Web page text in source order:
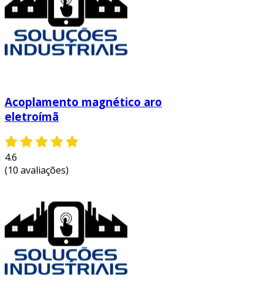
Acoplamento magnético aro
eletroímã
4.6
(10 avaliações)